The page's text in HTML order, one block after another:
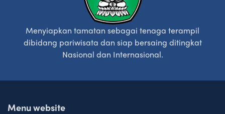
Menyiapkan tamatan sebagai tenaga terampil
dibidang pariwisata dan siap bersaing ditingkat
Nasional dan Internasional.
Menu website